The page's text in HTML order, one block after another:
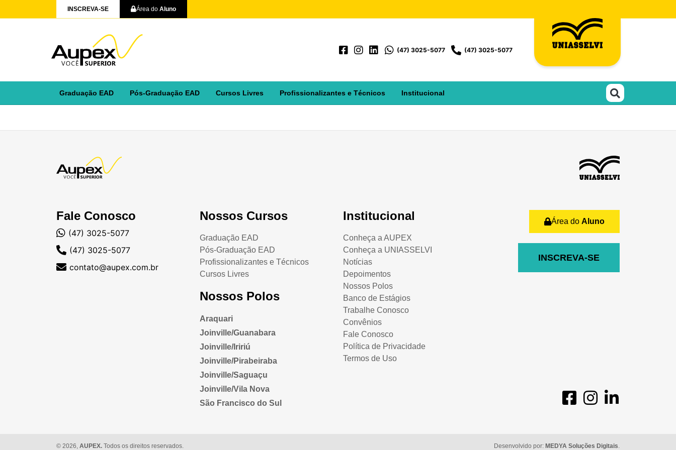
INSCREVA-SE Área do Aluno
(47) 3025-5077 (47) 3025-5077
Graduação EAD Pós-Graduação EAD Cursos Livres Profissionalizantes e Técnicos Institucional
Fale Conosco
(47) 3025-5077
(47) 3025-5077
contato@aupex.com.br
Nossos Cursos
Graduação EAD
Pós-Graduação EAD
Profissionalizantes e Técnicos
Cursos Livres
Nossos Polos
Araquari
Joinville/Guanabara
Joinville/Iririú
Joinville/Pirabeiraba
Joinville/Saguaçu
Joinville/Vila Nova
São Francisco do Sul
Institucional
Conheça a AUPEX
Conheça a UNIASSELVI
Notícias
Depoimentos
Nossos Polos
Banco de Estágios
Trabalhe Conosco
Convênios
Fale Conosco
Política de Privacidade
Termos de Uso
Área do Aluno
INSCREVA-SE
© 2026, AUPEX. Todos os direitos reservados. Desenvolvido por: MEDYA Soluções Digitais.